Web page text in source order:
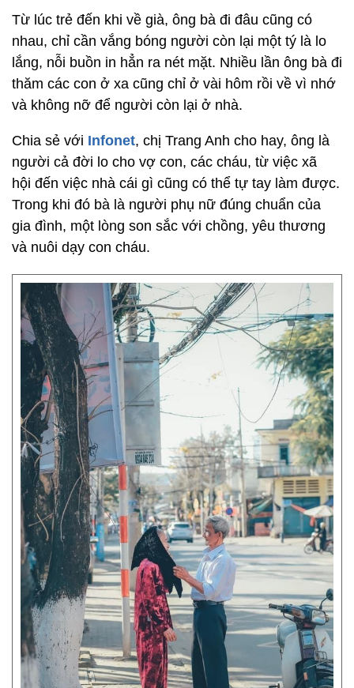
Từ lúc trẻ đến khi về già, ông bà đi đâu cũng có
nhau, chỉ cần vắng bóng người còn lại một tý là lo
lắng, nỗi buồn in hẳn ra nét mặt. Nhiều lần ông bà đi
thăm các con ở xa cũng chỉ ở vài hôm rồi về vì nhớ
và không nỡ để người còn lại ở nhà.
Chia sẻ với Infonet, chị Trang Anh cho hay, ông là
người cả đời lo cho vợ con, các cháu, từ việc xã
hội đến việc nhà cái gì cũng có thể tự tay làm được.
Trong khi đó bà là người phụ nữ đúng chuẩn của
gia đình, một lòng son sắc với chồng, yêu thương
và nuôi dạy con cháu.